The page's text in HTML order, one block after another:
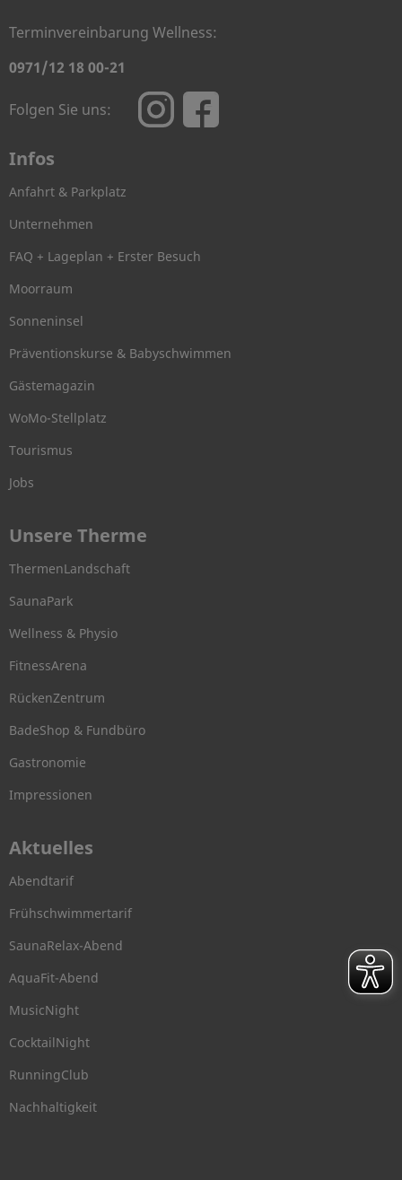
Terminvereinbarung Wellness:
0971/12 18 00-21
Folgen Sie uns:
Infos
Anfahrt & Parkplatz
Unternehmen
FAQ + Lageplan + Erster Besuch
Moorraum
Sonneninsel
Präventionskurse & Babyschwimmen
Gästemagazin
WoMo-Stellplatz
Tourismus
Jobs
Unsere Therme
ThermenLandschaft
SaunaPark
Wellness & Physio
FitnessArena
RückenZentrum
BadeShop & Fundbüro
Gastronomie
Impressionen
Aktuelles
Abendtarif
Frühschwimmertarif
SaunaRelax-Abend
AquaFit-Abend
MusicNight
CocktailNight
RunningClub
Nachhaltigkeit